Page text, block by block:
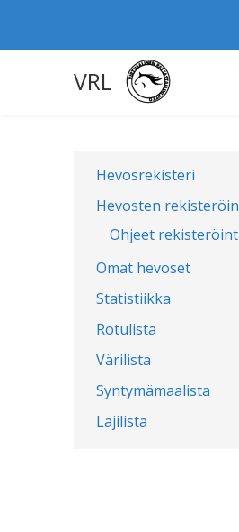
VRL
Hevosrekisteri
Hevosten
Ohjeet
Omat hevoset
Statistiikka
Rotulista
Värilista
Syntymämaalista
Lajilista